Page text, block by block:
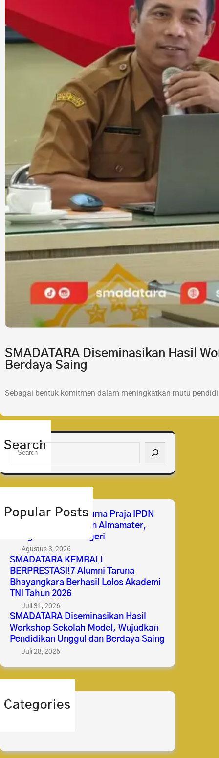
SMADATARA Diseminasikan Hasil
Berdaya Saing
Sebagai bentuk komitmen dalam meningkatkan mutu
Search
S
a
h
Popular Posts
Selamat & Sukses Purna Praja IPDN
2026 Membanggakan Almamater,
Mengabdi untuk Negeri
Agustus 3, 2026
SMADATARA KEMBALI
BERPRESTASI!7 Alumni Taruna
Bhayangkara Berhasil Lolos Akademi
TNI Tahun 2026
Juli 31, 2026
SMADATARA Diseminasikan Hasil
Workshop Sekolah Model, Wujudkan
Pendidikan Unggul dan Berdaya Saing
Juli 28, 2026
Categories